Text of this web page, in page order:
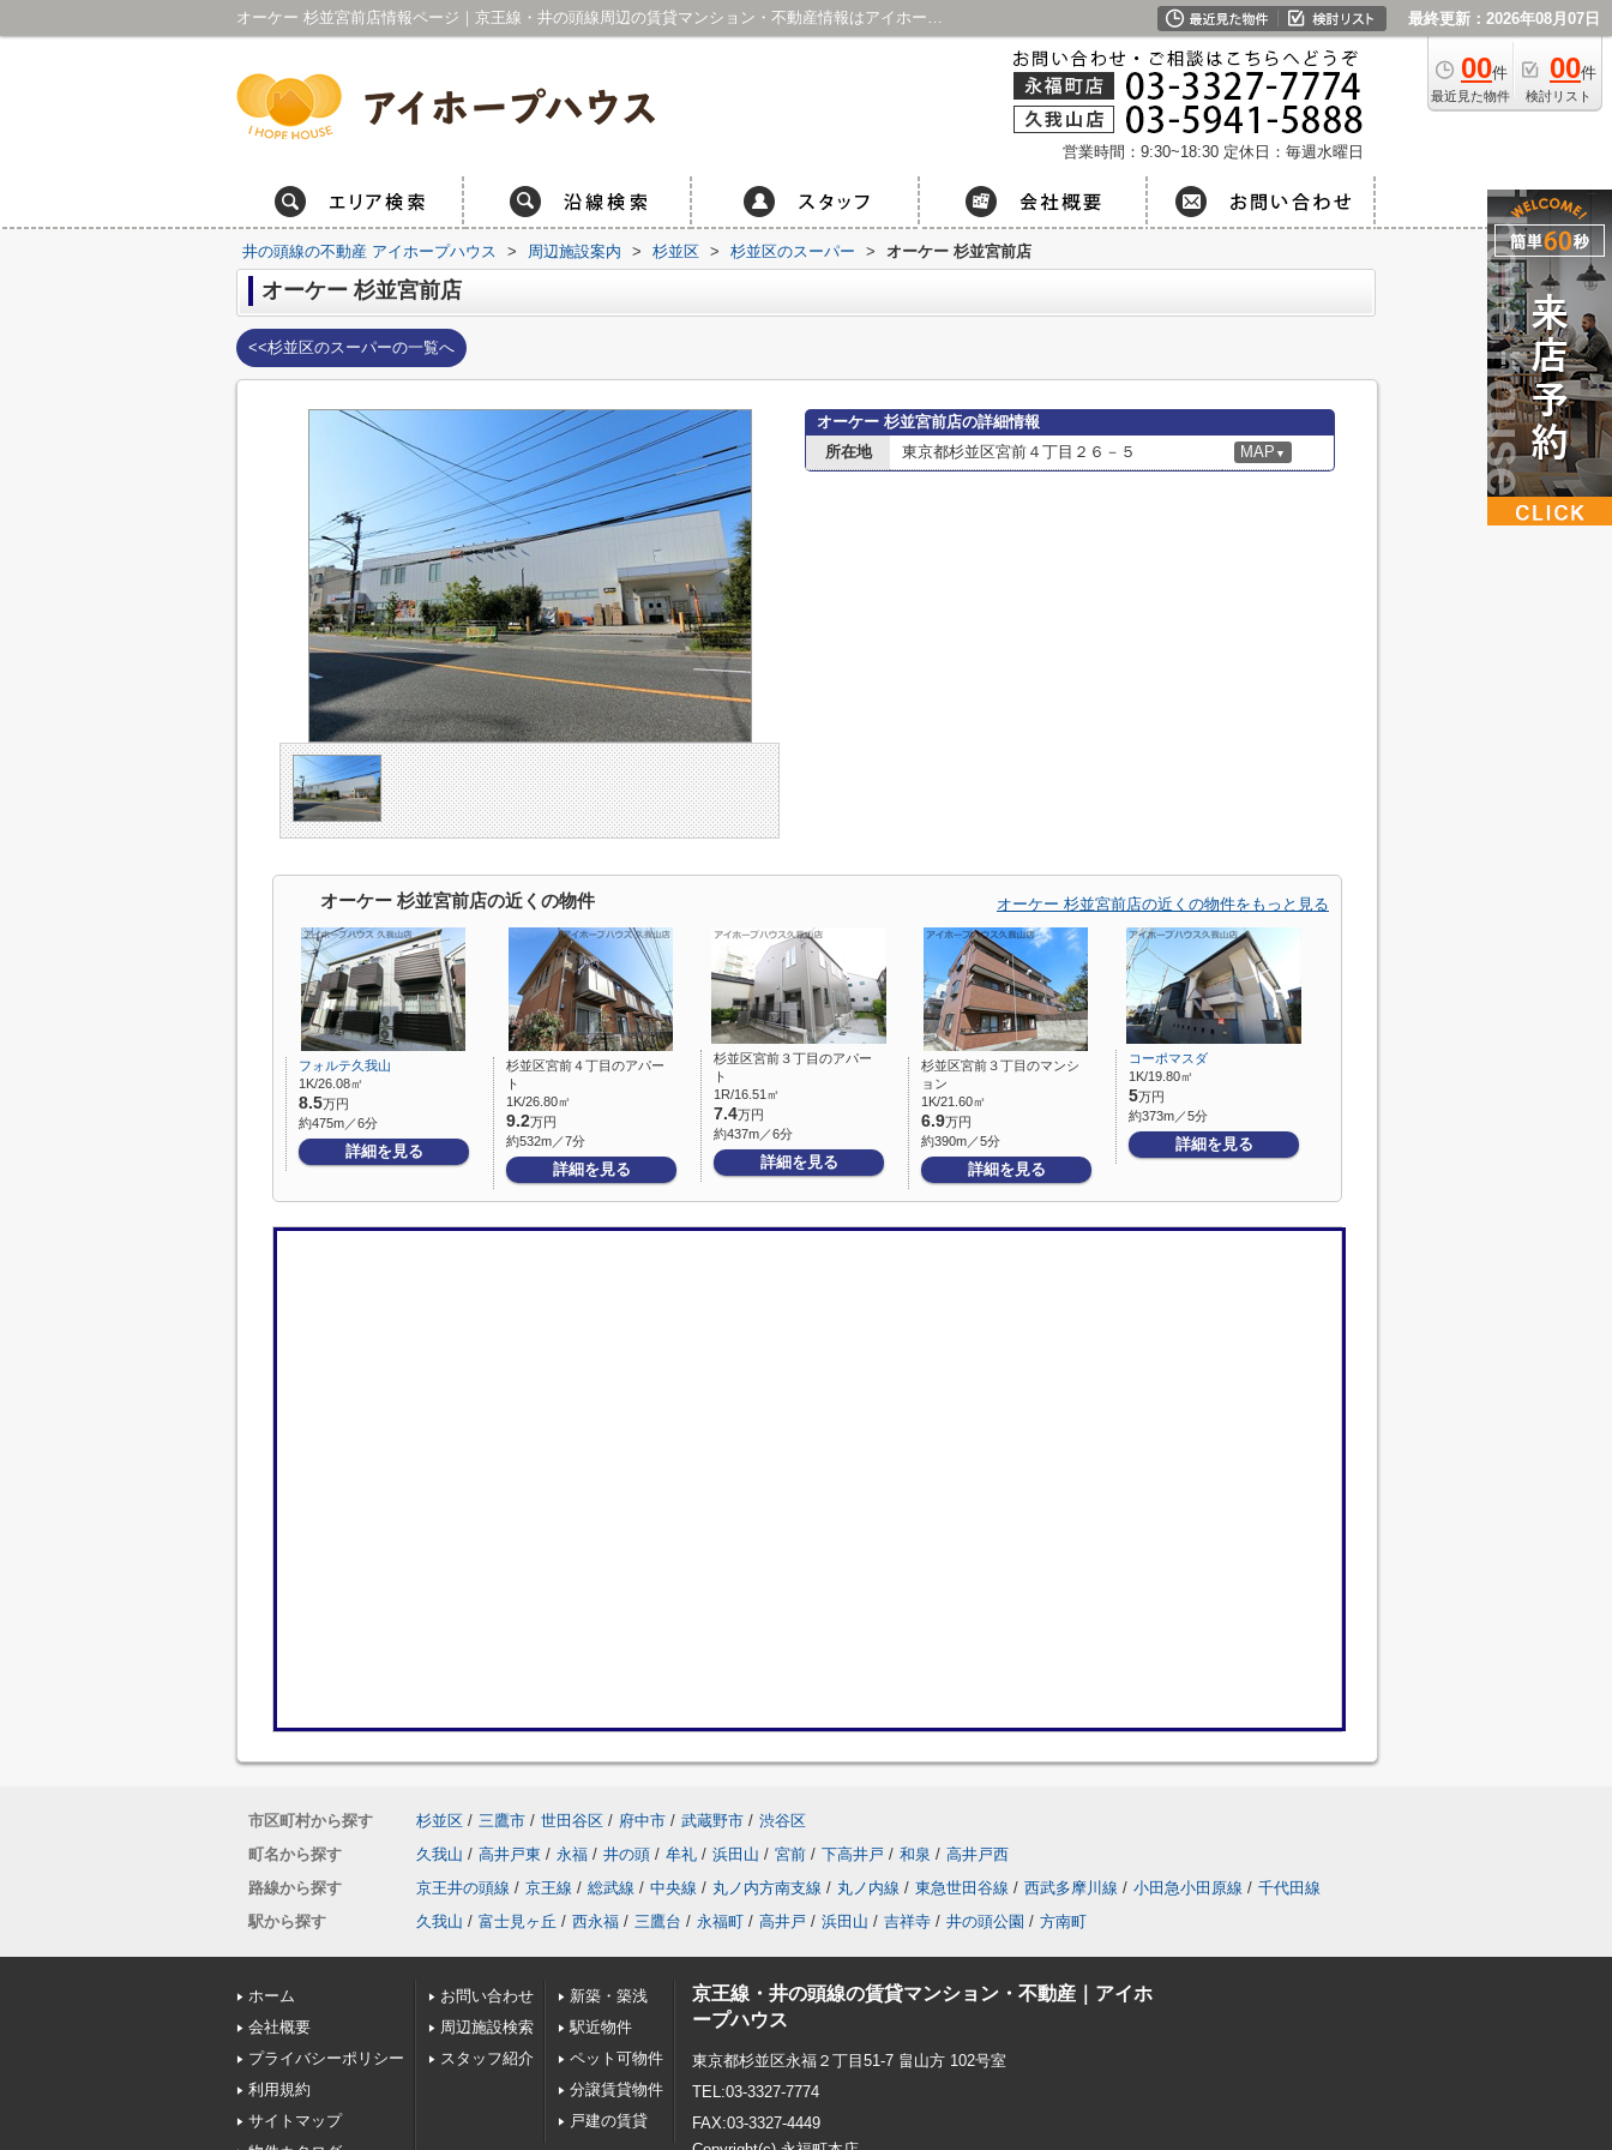
オーケー 杉並宮前店情報ページ｜京王線・井の頭線周辺の賃貸マンション・不動産情報はアイホープハウス 永福町店・久我山店 最終更新：2026年08月07日
00件
最近見た物件
00件
検討リスト
営業時間：9:30~18:30 定休日：毎週水曜日
井の頭線の不動産 アイホープハウス > 周辺施設案内 > 杉並区 > 杉並区のスーパー > オーケー 杉並宮前店
オーケー 杉並宮前店
<<杉並区のスーパーの一覧へ
オーケー 杉並宮前店の詳細情報
所在地
東京都杉並区宮前４丁目２６－５ MAP ▼
オーケー 杉並宮前店の近くの物件 オーケー 杉並宮前店の近くの物件をもっと見る
フォルテ久我山
1K/26.08㎡
8.5万円
約475m／6分
詳細を見る
杉並区宮前４丁目のアパー
ト
1K/26.80㎡
9.2万円
約532m／7分
詳細を見る
杉並区宮前３丁目のアパー
ト
1R/16.51㎡
7.4万円
約437m／6分
詳細を見る
杉並区宮前３丁目のマンシ
ョン
1K/21.60㎡
6.9万円
約390m／5分
詳細を見る
コーポマスダ
1K/19.80㎡
5万円
約373m／5分
詳細を見る
市区町村から探す 杉並区 / 三鷹市 / 世田谷区 / 府中市 / 武蔵野市 / 渋谷区
町名から探す
久我山 / 高井戸東 / 永福 / 井の頭 / 牟礼 / 浜田山 / 宮前 / 下高井戸 / 和泉 / 高井戸西
路線から探す
京王井の頭線 / 京王線 / 総武線 / 中央線 / 丸ノ内方南支線 / 丸ノ内線 / 東急世田谷線 / 西武多摩川線 / 小田急小田原線 / 千代田線
駅から探す
久我山 / 富士見ヶ丘 / 西永福 / 三鷹台 / 永福町 / 高井戸 / 浜田山 / 吉祥寺 / 井の頭公園 / 方南町
ホーム
会社概要
プライバシーポリシー
利用規約
サイトマップ
お問い合わせ
周辺施設検索
スタッフ紹介
新築・築浅
駅近物件
ペット可物件
分譲賃貸物件
戸建の賃貸
京王線・井の頭線の賃貸マンション・不動産｜アイホ
ープハウス
東京都杉並区永福２丁目51-7 畠山方 102号室
TEL:03-3327-7774
FAX:03-3327-4449